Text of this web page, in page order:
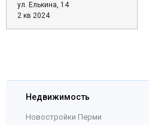
ул. Елькина, 14
2 кв 2024
Недвижимость
Новостройки Перми